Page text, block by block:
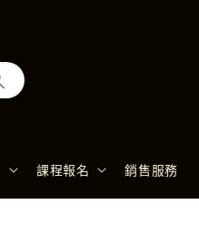
課程報名 銷售服務